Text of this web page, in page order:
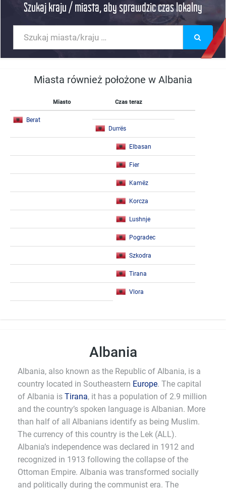
Szukaj kraju / miasta, aby sprawdzic czas lokalny
Miasta również położone w Albania
Miasto Czas teraz
Berat
Durrës
Elbasan
Fier
Kamëz
Korcza
Lushnje
Pogradec
Szkodra
Tirana
Vlora
Albania
Albania, also known as the Republic of Albania, is a
country located in Southeastern Europe. The capital
of Albania is Tirana, it has a population of 2.9 million
and the country’s spoken language is Albanian. More
than half of all Albanians identify as being Muslim.
The currency of this country is the Lek (ALL).
Albania’s independence was declared in 1912 and
recognized in 1913 following the collapse of the
Ottoman Empire. Albania was transformed socially
and politically during the communist era. The